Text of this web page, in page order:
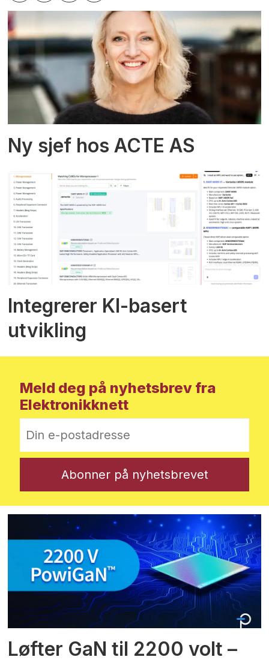
Ny sjef hos ACTE AS
Integrerer KI-basert
utvikling
Meld deg på nyhetsbrev fra
Elektronikknett
Løfter GaN til 2200 volt –